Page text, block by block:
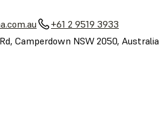
+61 2 9519 3933
Camperdown NSW 2050, Australia